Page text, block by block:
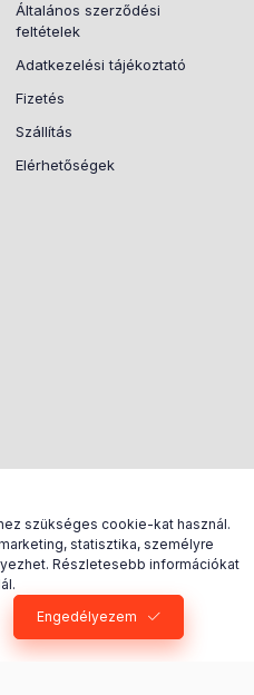
Általános szerződési
feltételek
Adatkezelési tájékoztató
Fizetés
Szállítás
Elérhetőségek
Kosárban lévő
0
szükséges cookie-kat használ.
statisztika, személyre
Részletesebb információkat
Engedélyezem